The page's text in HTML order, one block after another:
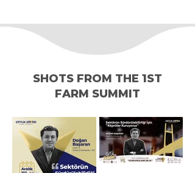
SHOTS FROM THE 1ST
FARM SUMMIT